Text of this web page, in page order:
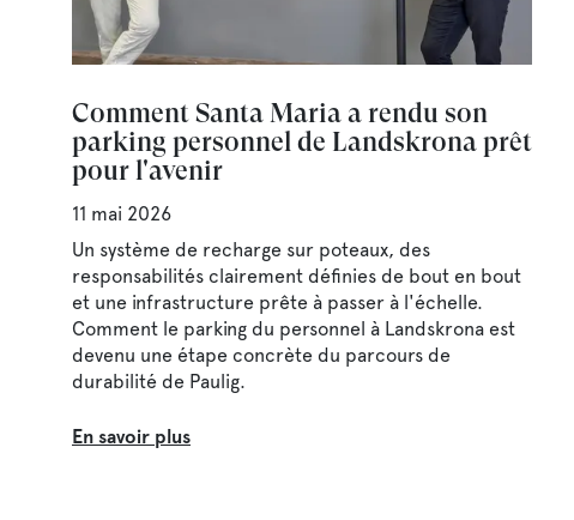
Comment Santa Maria a rendu son
parking personnel de Landskrona prêt
pour l'avenir
11 mai 2026
Un système de recharge sur poteaux, des
responsabilités clairement définies de bout en bout
et une infrastructure prête à passer à l'échelle.
Comment le parking du personnel à Landskrona est
devenu une étape concrète du parcours de
durabilité de Paulig.
En savoir plus